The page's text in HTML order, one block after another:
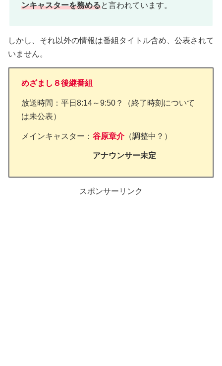
ンキャスターを務めると言われています。
しかし、それ以外の情報は番組タイトル含め、公表されて
いません。
めざまし８後継番組
放送時間：平日8:14～9:50？（終了時刻について
は未公表）
メインキャスター： 谷原章介（調整中？）
アナウンサー未定
スポンサーリンク